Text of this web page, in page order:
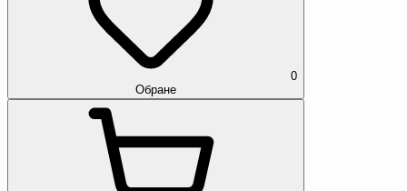
0
Обране